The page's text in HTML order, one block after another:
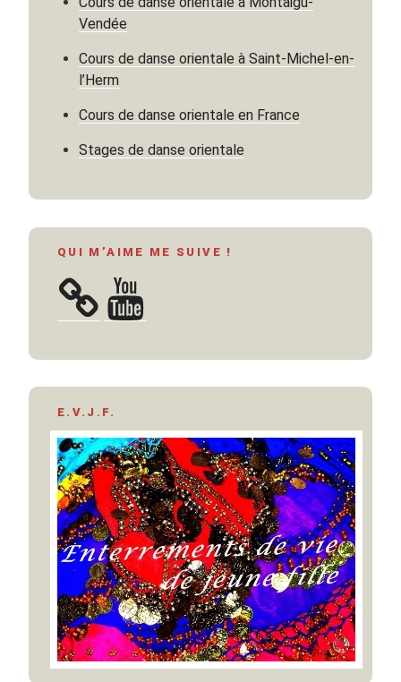
Vendée
Cours de danse orientale à Saint-Michel-en-
l’Herm
Cours de danse orientale en France
Stages de danse orientale
QUI M’AIME ME SUIVE !
YouTube
E.V.J.F.